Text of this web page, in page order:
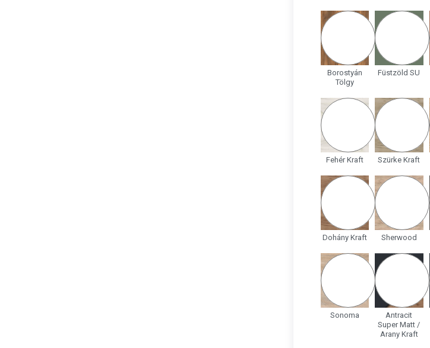
Borostyán
Tölgy
Füstzöld SU
Fehér Kraft Szürke Kraft
Dohány Kraft Sherwood
Sonoma
Antracit
Super Matt /
Arany Kraft